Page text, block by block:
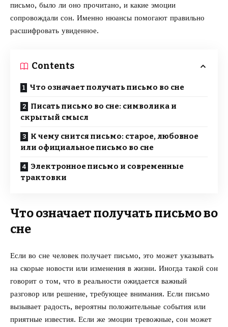
письмо, было ли оно прочитано, и какие эмоции
сопровождали сон. Именно нюансы помогают правильно
расшифровать увиденное.
Contents
Что означает получать письмо во сне
Писать письмо во сне: символика и
скрытый смысл
К чему снится письмо: старое, любовное
или официальное письмо во сне
Электронное письмо и современные
трактовки
Что означает получать письмо во
сне
Если во сне человек получает письмо, это может указывать
на скорые новости или изменения в жизни. Иногда такой сон
говорит о том, что в реальности ожидается важный
разговор или решение, требующее внимания. Если письмо
вызывает радость, вероятны положительные события или
приятные известия. Если же эмоции тревожные, сон может